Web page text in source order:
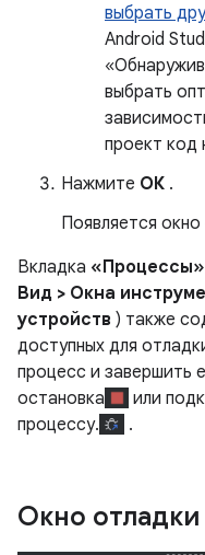
выбрать
Android
выбрать
проект код
Нажмите ОК .
Появляется
Вкладка «Процессы»
Вид > Окна
устройств ) также
доступных для
процесс и завершить
остановка
или
процессу.
.
Окно отладки